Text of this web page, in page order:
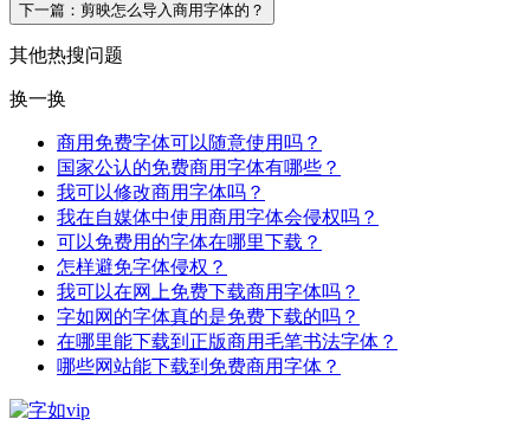
下一篇：剪映怎么导入商用字体的？
其他热搜问题
换一换
商用免费字体可以随意使用吗？
国家公认的免费商用字体有哪些？
我可以修改商用字体吗？
我在自媒体中使用商用字体会侵权吗？
可以免费用的字体在哪里下载？
怎样避免字体侵权？
我可以在网上免费下载商用字体吗？
字如网的字体真的是免费下载的吗？
在哪里能下载到正版商用毛笔书法字体？
哪些网站能下载到免费商用字体？